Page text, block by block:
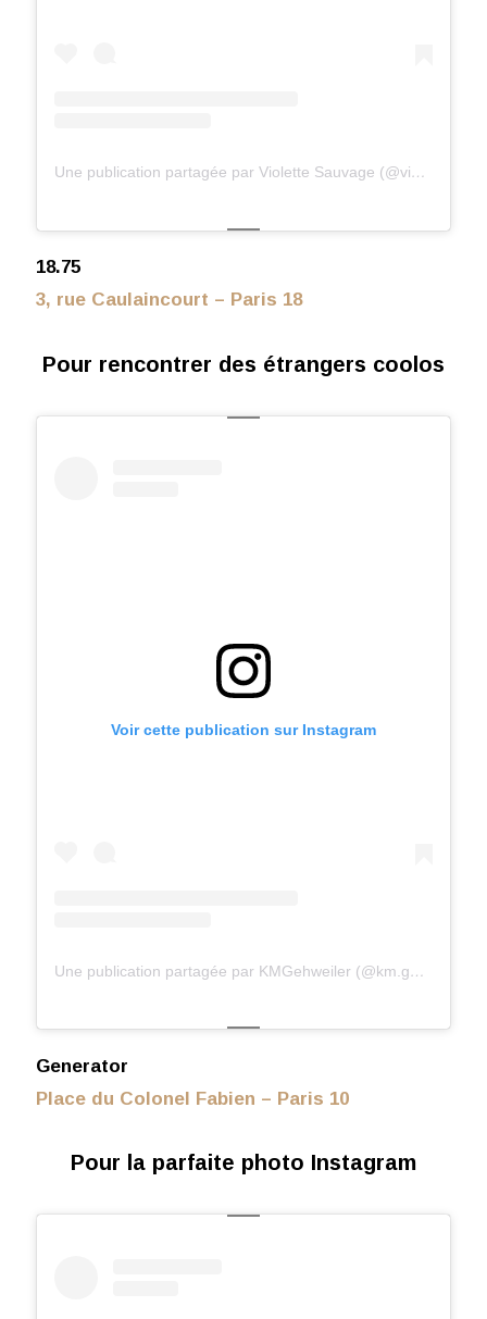
Une publication partagée par Violette Sauvage (@violettesauvage)
18.75
3, rue Caulaincourt – Paris 18
Pour rencontrer des étrangers coolos
Voir cette publication sur Instagram
Une publication partagée par KMGehweiler (@km.gehweiler)
Generator
Place du Colonel Fabien – Paris 10
Pour la parfaite photo Instagram